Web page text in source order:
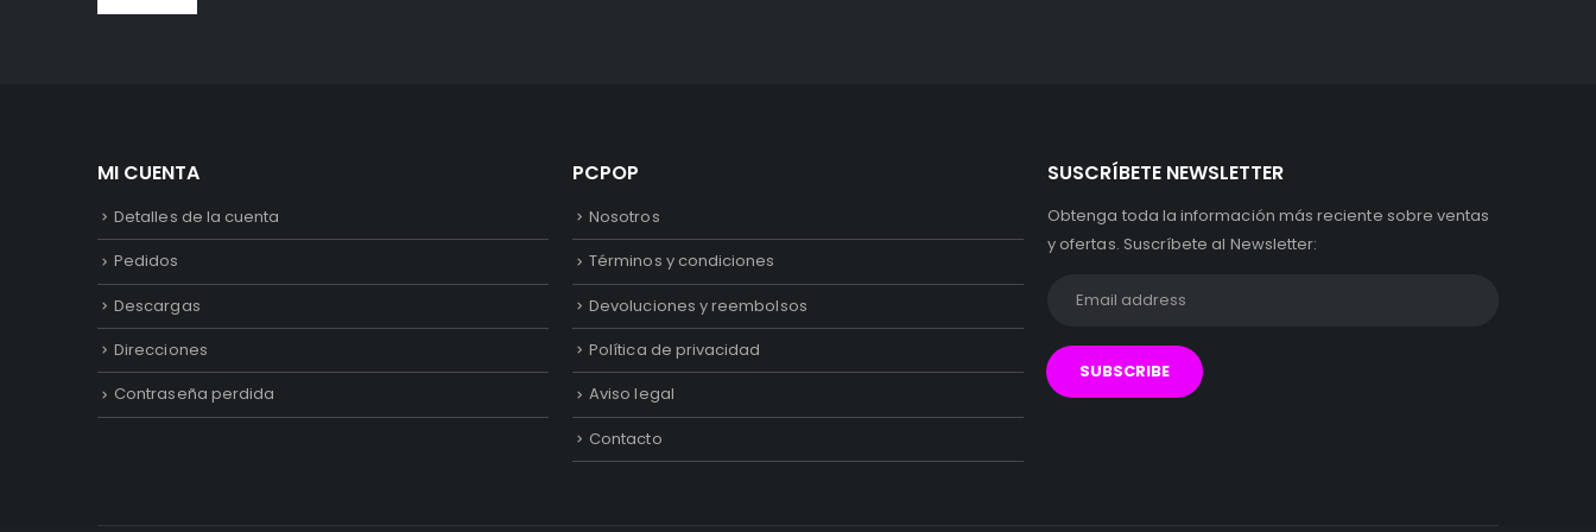
MI CUENTA
Detalles de la cuenta
Pedidos
Descargas
Direcciones
Contraseña perdida
PCPOP
Nosotros
Términos y condiciones
Devoluciones y reembolsos
Política de privacidad
Aviso legal
Contacto
SUSCRÍBETE NEWSLETTER
Obtenga toda la información más reciente sobre ventas
y ofertas. Suscríbete al Newsletter: